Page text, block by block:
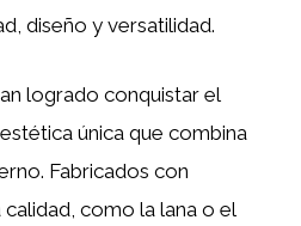
diseño y versatilidad.
logrado conquistar el
única que combina
Fabricados con
como la lana o el